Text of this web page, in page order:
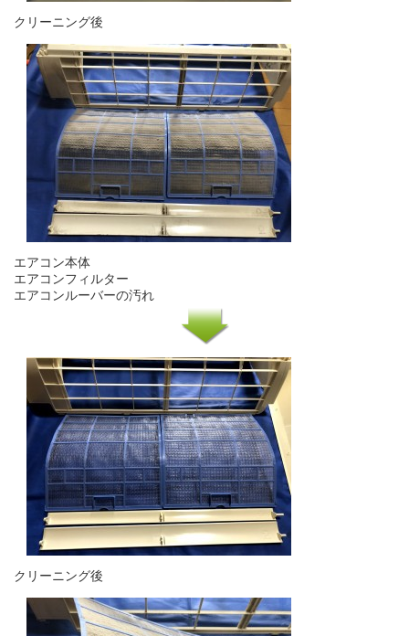
クリーニング後
エアコン本体
エアコンフィルター
エアコンルーバーの汚れ
クリーニング後